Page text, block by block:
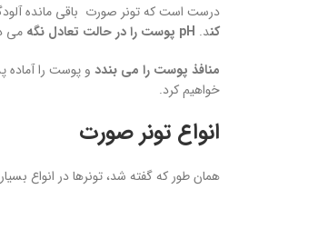
درست است که تونر صورت باقی مانده
کند. pH پوست را در حالت تعادل نگه می
منافذ پوست را می بندد و پوست را آماده
خواهیم کرد.
انواع تونر صورت
همان طور که گفته شد، تونرها در انواع